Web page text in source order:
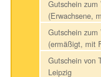
Gutschein zum
(Erwachsene,
Gutschein zum
(ermäßigt, mit
Gutschein von
Leipzig